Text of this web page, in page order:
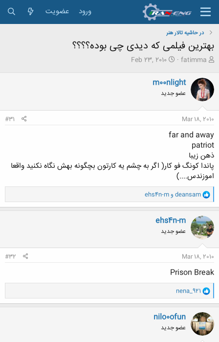
ورود عضویت
در حاشیه تالار هنر
بهترین فیلمی که دیدی چی بوده؟؟؟؟
ش
و
ع
ک
ن
ن
د
م
و
ض
و
ع
fatimma
ت
ی
خ
ر
Feb 23, 2010
m00nlight
عضو جدید
Mar 18, 2010
#31
far and away
patriot
ذهن زیبا
پاندا کونگ فو کار( اگر به چشم یه کارتون بچگونه بهش نگاه نکنید واقعا
اموزندس....)
و
ا
ک
ن
ش
ه
ا
deansam و ehs4n-m
ehs4n-m
عضو جدید
Mar 18, 2010
#32
Prison Break
و
ا
ک
ن
ش
ه
ا
nena_921
nilo0ofun
عضو جدید